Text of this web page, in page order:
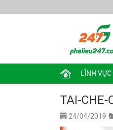
LĨNH VỰC
TAI-CHE-
24/04/2019